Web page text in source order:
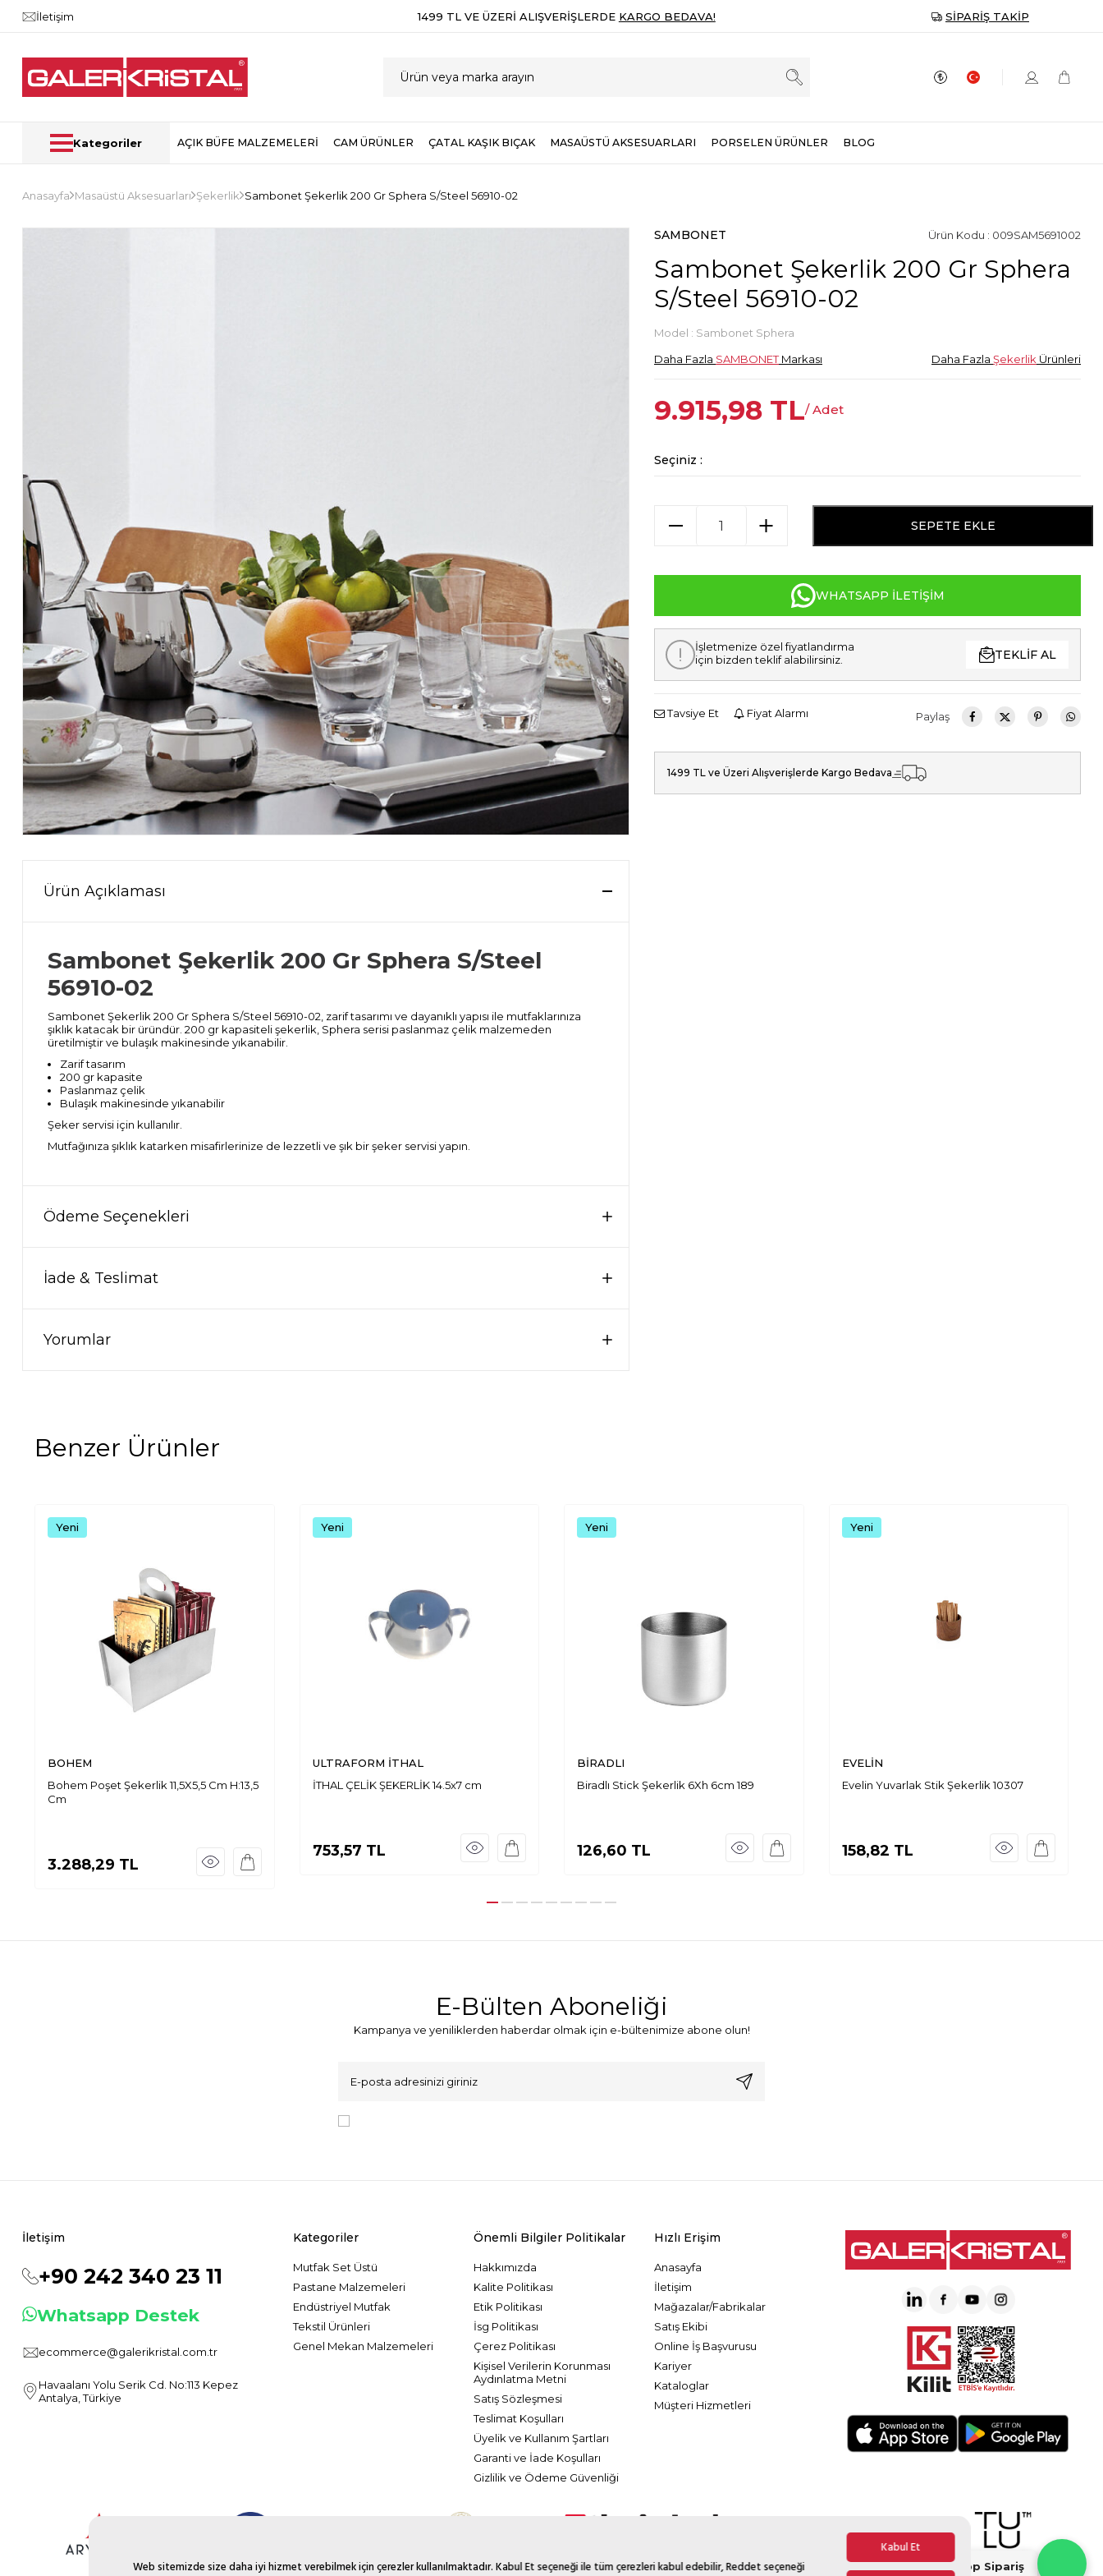
Web sitemizde size daha iyi hizmet verebilmek için çerezler kullanılmaktadır. Kabul Et seçeneği ile tüm çerezleri kabul edebilir, Reddet seçeneği
Kabul Et
İletişim 1499 TL VE ÜZERI ALIŞVERIŞLERDE KARGO BEDAVA! SIPARIŞ TAKIP
Kategoriler AÇIK BÜFE MALZEMELERİ CAM ÜRÜNLER ÇATAL KAŞIK BIÇAK MASAÜSTÜ AKSESUARLARI PORSELEN ÜRÜNLER BLOG
Anasayfa Masaüstü Aksesuarları Şekerlik Sambonet Şekerlik 200 Gr Sphera S/Steel 56910-02
Ürün Açıklaması
Sambonet Şekerlik 200 Gr Sphera S/Steel
56910-02
Sambonet Şekerlik 200 Gr Sphera S/Steel 56910-02, zarif tasarımı ve dayanıklı yapısı ile mutfaklarınıza
şıklık katacak bir üründür. 200 gr kapasiteli şekerlik, Sphera serisi paslanmaz çelik malzemeden
üretilmiştir ve bulaşık makinesinde yıkanabilir.
Zarif tasarım
200 gr kapasite
Paslanmaz çelik
Bulaşık makinesinde yıkanabilir
Şeker servisi için kullanılır.
Mutfağınıza şıklık katarken misafirlerinize de lezzetli ve şık bir şeker servisi yapın.
Ödeme Seçenekleri
İade & Teslimat
Yorumlar
SAMBONET Ürün Kodu : 009SAM5691002
Sambonet Şekerlik 200 Gr Sphera
S/Steel 56910-02
Model : Sambonet Sphera
Daha Fazla SAMBONETMarkası Daha Fazla Şekerlik Ürünleri
9.915,98 TL/ Adet
Seçiniz :
SEPETE EKLE
WHATSAPP İLETIŞIM
İşletmenize özel fiyatlandırma
için bizden teklif alabilirsiniz.
TEKLIF AL
Tavsiye Et Fiyat Alarmı Paylaş
1499 TL ve Üzeri Alışverişlerde Kargo Bedava
Benzer Ürünler
Yeni
BOHEM
Bohem Poşet Şekerlik 11,5X5,5 Cm H:13,5
Cm
3.288,29 TL
Yeni
ULTRAFORM İTHAL
İTHAL ÇELİK ŞEKERLİK 14.5x7 cm
753,57 TL
Yeni
BİRADLI
Biradlı Stick Şekerlik 6Xh 6cm 189
126,60 TL
Yeni
EVELİN
Evelin Yuvarlak Stik Şekerlik 10307
158,82 TL
E-Bülten Aboneliği
Kampanya ve yeniliklerden haberdar olmak için e-bültenimize abone olun!
İletişim
+90 242 340 23 11
Whatsapp Destek
ecommerce@galerikristal.com.tr
Havaalanı Yolu Serik Cd. No:113 Kepez
Antalya, Türkiye
Kategoriler
Mutfak Set Üstü
Pastane Malzemeleri
Endüstriyel Mutfak
Tekstil Ürünleri
Genel Mekan Malzemeleri
Önemli Bilgiler Politikalar
Hakkımızda
Kalite Politikası
Etik Politikası
İsg Politikası
Çerez Politikası
Kişisel Verilerin Korunması
Aydınlatma Metni
Satış Sözleşmesi
Teslimat Koşulları
Üyelik ve Kullanım Şartları
Garanti ve İade Koşulları
Gizlilik ve Ödeme Güvenliği
Hızlı Erişim
Anasayfa
İletişim
Mağazalar/Fabrikalar
Satış Ekibi
Online İş Başvurusu
Kariyer
Kataloglar
Müşteri Hizmetleri
Whatsapp Sipariş